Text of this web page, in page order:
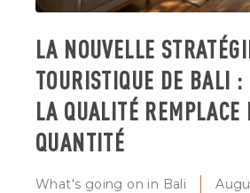
LA NOUVELLE
TOURISTIQUE DE BALI :
LA QUALITÉ REMPLACE
QUANTITÉ
What's going on in Bali